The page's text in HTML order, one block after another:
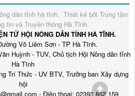
dân tỉnh hà tĩnh. Thiết kế bởi Trung tâm
tin và Truyền thông Hà Tĩnh.
TỬ HỘI NÔNG DÂN TỈNH HÀ TĨNH.
Võ Liêm Sơn - TP Hà Tĩnh.
Huỳnh - TUV, Chủ tịch Hội Nông dân tỉnh
Hà Tĩnh
Trí Thức - UV BTV, Trưởng ban Xây dựng
hội
- Điện thoại: 02393.852.159